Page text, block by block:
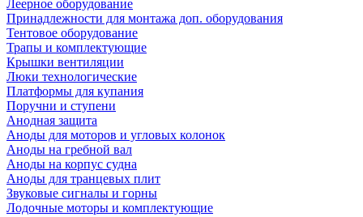
Леерное оборудование
Принадлежности для монтажа доп. оборудования
Тентовое оборудование
Трапы и комплектующие
Крышки вентиляции
Люки технологические
Платформы для купания
Поручни и ступени
Анодная защита
Аноды для моторов и угловых колонок
Аноды на гребной вал
Аноды на корпус судна
Аноды для транцевых плит
Звуковые сигналы и горны
Лодочные моторы и комплектующие